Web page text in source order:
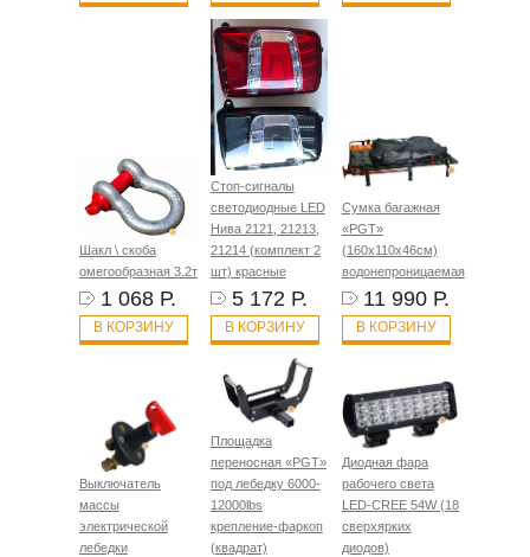
Шакл \ скоба
омегообразная 3.2т
1 068 Р.
В КОРЗИНУ
Стоп-сигналы
светодиодные LED
Нива 2121, 21213,
21214 (комплект 2
шт) красные
5 172 Р.
В КОРЗИНУ
Сумка багажная
«PGT»
(160х110х46см)
водонепроницаемая
11 990 Р.
В КОРЗИНУ
Выключатель
массы
электрической
лебедки
Площадка
переносная «PGT»
под лебедку 6000-
12000lbs
крепление-фаркоп
(квадрат)
Диодная фара
рабочего света
LED-CREE 54W (18
сверхярких
диодов)